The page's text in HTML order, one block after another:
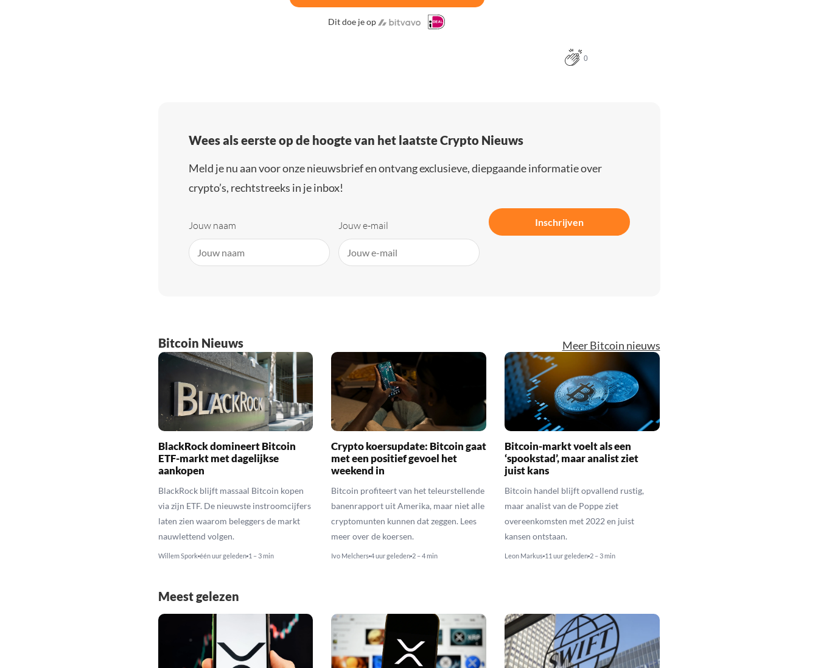
Dit doe je op
0
Wees als eerste op de hoogte van het laatste Crypto Nieuws
Meld je nu aan voor onze nieuwsbrief en ontvang exclusieve, diepgaande informatie over
crypto’s, rechtstreeks in je inbox!
Jouw naam Jouw e-mail Inschrijven
Bitcoin Nieuws Meer Bitcoin nieuws
BlackRock domineert Bitcoin
ETF-markt met dagelijkse
aankopen
BlackRock blijft massaal Bitcoin kopen
via zijn ETF. De nieuwste instroomcijfers
laten zien waarom beleggers de markt
nauwlettend volgen.
Willem Spork één uur geleden 1 – 3 min
Crypto koersupdate: Bitcoin gaat
met een positief gevoel het
weekend in
Bitcoin profiteert van het teleurstellende
banenrapport uit Amerika, maar niet alle
cryptomunten kunnen dat zeggen. Lees
meer over de koersen.
Ivo Melchers 4 uur geleden 2 – 4 min
Bitcoin-markt voelt als een
‘spookstad’, maar analist ziet
juist kans
Bitcoin handel blijft opvallend rustig,
maar analist van de Poppe ziet
overeenkomsten met 2022 en juist
kansen ontstaan.
Leon Markus 11 uur geleden 2 – 3 min
Meest gelezen